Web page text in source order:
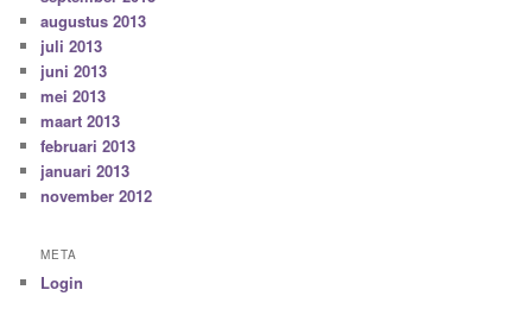
augustus 2013
juli 2013
juni 2013
mei 2013
maart 2013
februari 2013
januari 2013
november 2012
META
Login